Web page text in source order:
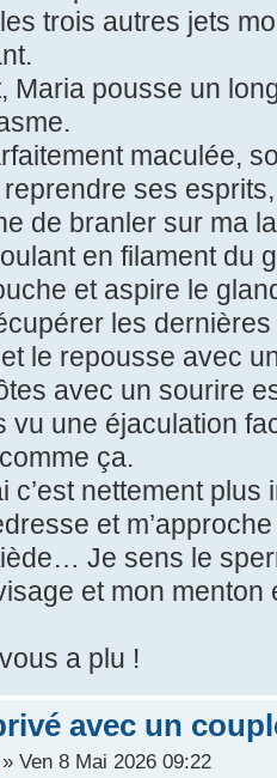
trois autres jets
Maria pousse un
maculée,
ses
de branler sur ma
en filament du
et aspire le
les
le repousse avec
avec un sourire
vu une éjaculation
ça.
c’est nettement
et
Je sens le
et mon menton
a plu !
avec un
» Ven 8 Mai 2026 09:22